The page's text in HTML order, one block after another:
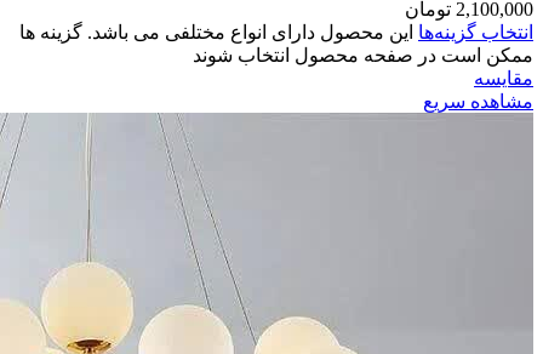
2,100,000 تومان
انتخاب گزینه‌ها این محصول دارای انواع مختلفی می باشد. گزینه ها
ممکن است در صفحه محصول انتخاب شوند
مقایسه
مشاهده سریع